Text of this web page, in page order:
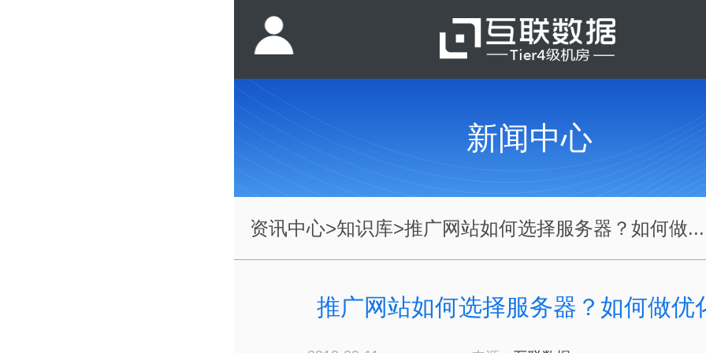
新闻中心
资讯中心>知识库>推广网站如何选择服务器？如何做...
推广网站如何选择服务器？如何做优